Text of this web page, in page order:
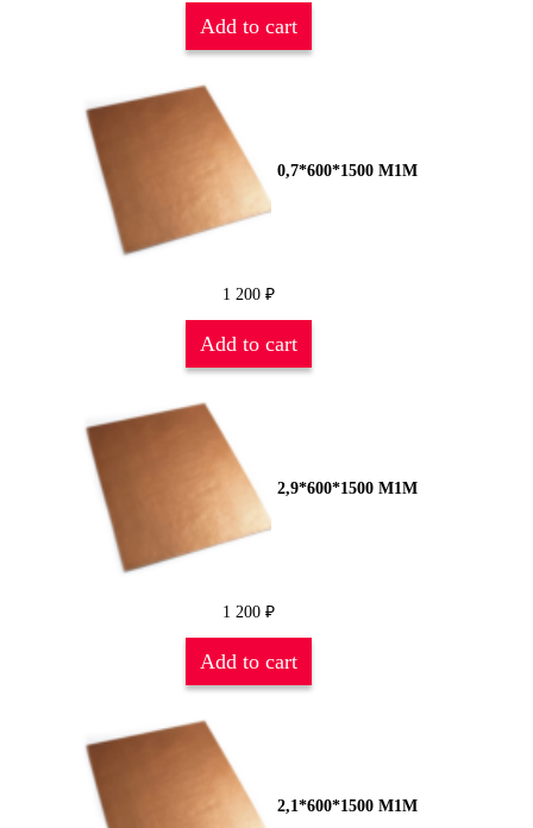
Add to cart
0,7*600*1500 М1М
1 200 ₽
Add to cart
2,9*600*1500 М1М
1 200 ₽
Add to cart
2,1*600*1500 М1М